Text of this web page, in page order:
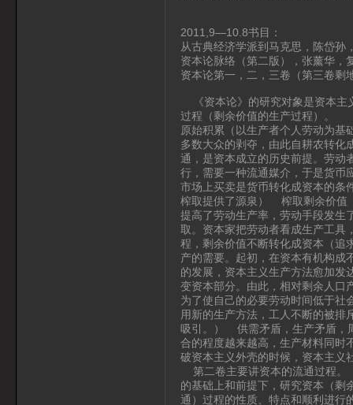
2011,9—10.8书目：
从古典经济学派到马克思，陈岱孙
资本论脉络（第二版），张薰华，
资本论第一，二，三卷（第三卷剩
《资本论》的研究对象是资本主
过程（剩余价值的生产过程）。
原始积累（以生产者个人劳动为基
多数大众的剥夺，由此自耕农转
通，是资本成立的历史前提。劳
行，需要一种流通媒介，于是货
市场上买卖是货币转化成资本的条
榨取提供了源泉） 榨取剩余价值
提高了劳动生产率，劳动手段发生
取。资本家把劳动者看成生产工
程，剩余价值不断转化成资本（追
产的需要。起初，在资本有机构成
的发展，资本主义生产方法愈加发
变资本部分。由此，相对剩余人
为了使自己的必要劳动时间低于社
用新的生产方法，工人不断的被排
吸引。） 供需矛盾，生产矛盾，
合的程度越来越高，生产材料同时
破资本主义外壳的时候，资本主义
第二卷主要讲资本的流通过程。
的基础上和前提下，研究资本（剩
通）过程的性质、特点和顺利进